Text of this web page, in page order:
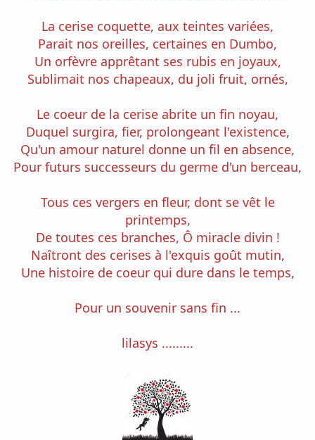
La cerise coquette, aux teintes variées,
Parait nos oreilles, certaines en Dumbo,
Un orfèvre apprêtant ses rubis en joyaux,
Sublimait nos chapeaux, du joli fruit, ornés,
Le coeur de la cerise abrite un fin noyau,
Duquel surgira, fier, prolongeant l'existence,
Qu'un amour naturel donne un fil en absence,
Pour futurs successeurs du germe d'un berceau,
Tous ces vergers en fleur, dont se vêt le
printemps,
De toutes ces branches, Ô miracle divin !
Naîtront des cerises à l'exquis goût mutin,
Une histoire de coeur qui dure dans le temps,
Pour un souvenir sans fin ...
lilasys .........